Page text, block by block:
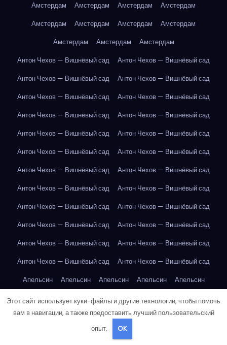
Амстердам
Амстердам Амстердам
Амстердам
Амстердам
Амстердам Амстердам
Амстердам
Амстердам
Амстердам
Амстердам
Антон Чехов — Вишнёвый сад
Антон Чехов — Вишнёвый сад
Антон Чехов — Вишнёвый сад
Антон Чехов — Вишнёвый сад
Антон Чехов — Вишнёвый сад
Антон Чехов — Вишнёвый сад
Антон Чехов — Вишнёвый сад
Антон Чехов — Вишнёвый сад
Антон Чехов — Вишнёвый сад
Антон Чехов — Вишнёвый сад
Антон Чехов — Вишнёвый сад
Антон Чехов — Вишнёвый сад
Антон Чехов — Вишнёвый сад
Антон Чехов — Вишнёвый сад
Антон Чехов — Вишнёвый сад
Антон Чехов — Вишнёвый сад
Антон Чехов — Вишнёвый сад
Антон Чехов — Вишнёвый сад
Антон Чехов — Вишнёвый сад
Антон Чехов — Вишнёвый сад
Антон Чехов — Вишнёвый сад
Антон Чехов — Вишнёвый сад
Антон Чехов — Вишнёвый сад
Антон Чехов — Вишнёвый сад
Апельсин
Апельсин Апельсин Апельсин
Апельсин
Апельсин
Апельсин Апельсин Арбуз Арбуз
Арбуз
Арбуз
Арбуз Арбуз Арбуз Арбуз Арбуз Арбуз
Арбуз
Этот сайт использует куки-файлы и другие технологии, чтобы помочь
вам в навигации, а также предоставить лучший пользовательский
опыт.
OK